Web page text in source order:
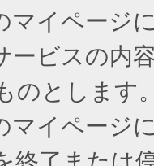
イページ
ービスの内
のとします
イページ